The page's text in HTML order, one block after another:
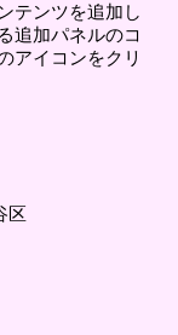
テンツを追加し
追加パネルのコ
アイコンをクリ
区